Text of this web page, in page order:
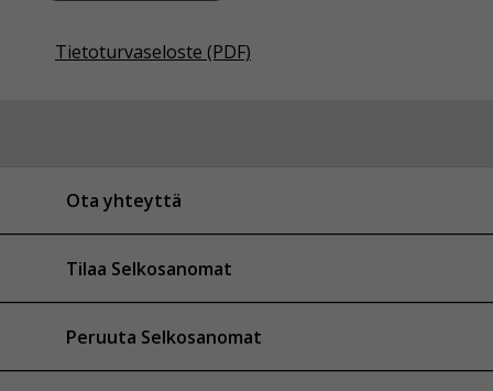
Tietoturvaseloste (PDF)
Ota yhteyttä
Tilaa Selkosanomat
Peruuta Selkosanomat